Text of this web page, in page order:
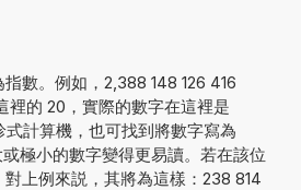
數。例如，2,388 148 126 416
裡的 20，實際的數字在這裡是
計算機，也可找到將數字寫為
極小的數字變得更易讀。若在該位
上例來説，其將為這樣：238 814